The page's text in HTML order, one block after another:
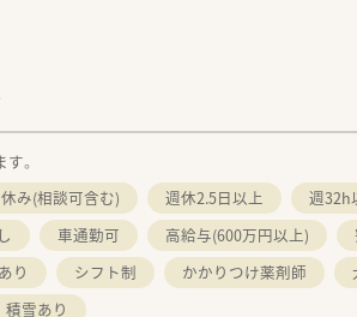
。
み(相談可含む) 週休2.5日以上 週32h
車通勤可 高給与(600万円以上)
り シフト制 かかりつけ薬剤師
積雪あり